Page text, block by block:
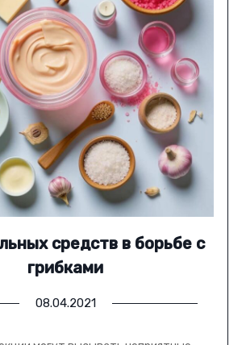
средств в борьбе с
грибками
08.04.2021